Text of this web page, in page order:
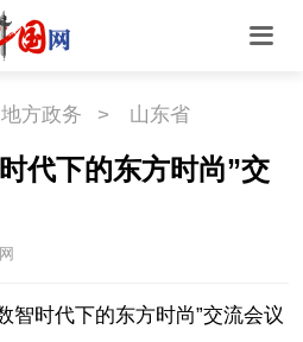
地方政务 > 山东省
代下的东方时尚”交
智时代下的东方时尚”交流会议